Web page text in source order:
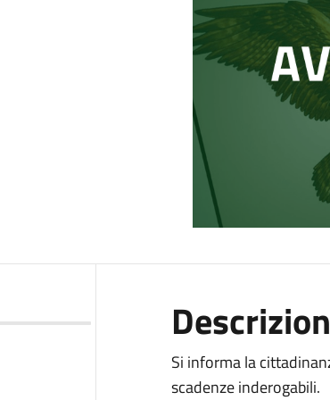
Si informa la
scadenze inderogabili.